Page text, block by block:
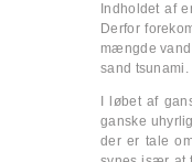
Indholdet af
Derfor
mængde
sand tsunami.
I løbet af
ganske
der er tale